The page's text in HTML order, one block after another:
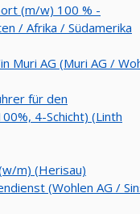
(m/w) 100 % -
/ Afrika / Südamerika
Muri AG (Muri AG /
für den
4-Schicht) (Linth
m) (Herisau)
(Wohlen AG /